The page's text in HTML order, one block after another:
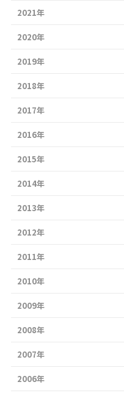
2021年
2020年
2019年
2018年
2017年
2016年
2015年
2014年
2013年
2012年
2011年
2010年
2009年
2008年
2007年
2006年